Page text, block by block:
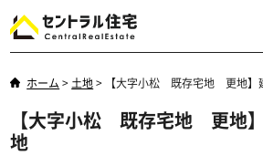
ホーム > 土地> 【大字小松 既存宅地 更地】
【大字小松 既存宅地 更地
地